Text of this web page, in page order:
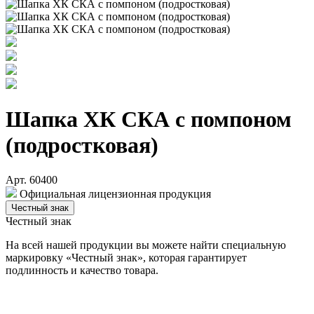
Шапка ХК СКА с помпоном
(подростковая)
Арт. 60400
Официальная лицензионная продукция
Честный знак
Честный знак
На всей нашей продукции вы можете найти специальную
маркировку «Честный знак», которая гарантирует
подлинность и качество товара.